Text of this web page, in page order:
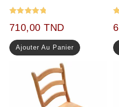
sur 5
710,00TND
Ajouter Au Panier